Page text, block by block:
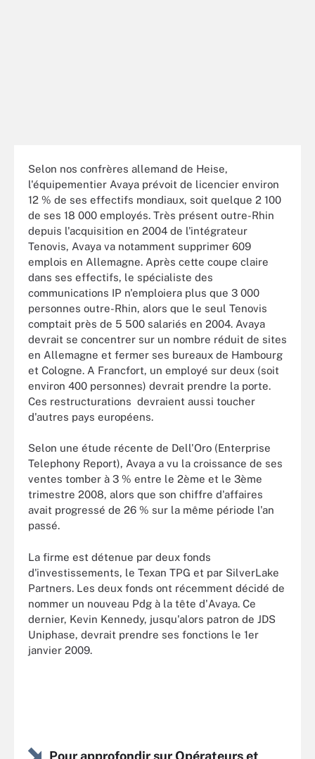
Selon nos confrères allemand de Heise,
l'équipementier Avaya prévoit de licencier environ
12 % de ses effectifs mondiaux, soit quelque 2 100
de ses 18 000 employés. Très présent outre-Rhin
depuis l'acquisition en 2004 de l'intégrateur
Tenovis, Avaya va notamment supprimer 609
emplois en Allemagne. Après cette coupe claire
dans ses effectifs, le spécialiste des
communications IP n'emploiera plus que 3 000
personnes outre-Rhin, alors que le seul Tenovis
comptait près de 5 500 salariés en 2004. Avaya
devrait se concentrer sur un nombre réduit de sites
en Allemagne et fermer ses bureaux de Hambourg
et Cologne. A Francfort, un employé sur deux (soit
environ 400 personnes) devrait prendre la porte.
Ces restructurations devraient aussi toucher
d'autres pays européens.
Selon une étude récente de Dell'Oro (Enterprise
Telephony Report), Avaya a vu la croissance de ses
ventes tomber à 3 % entre le 2ème et le 3ème
trimestre 2008, alors que son chiffre d'affaires
avait progressé de 26 % sur la même période l'an
passé.
La firme est détenue par deux fonds
d'investissements, le Texan TPG et par SilverLake
Partners. Les deux fonds ont récemment décidé de
nommer un nouveau Pdg à la tête d'Avaya. Ce
dernier, Kevin Kennedy, jusqu'alors patron de JDS
Uniphase, devrait prendre ses fonctions le 1er
janvier 2009.
Pour approfondir sur Opérateurs et